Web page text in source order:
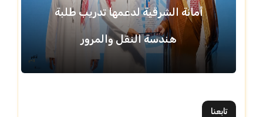
أمانة الشرقية لدعمها تدريب طلبة
هندسة النقل والمرور
تابعنا